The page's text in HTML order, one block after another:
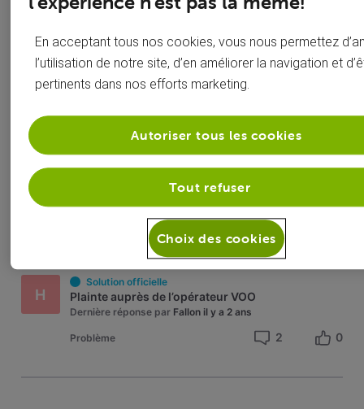
Dernière réponse par Fallon il y a 2 ans
Question 1 0
T
H
Solution officielle
Plainte auprès de l’opérateur VOO
Dernière réponse par Fallon il y a 2 ans
Problème 2 0
En acceptant tous nos cookies, vous nous permettez
l’utilisation de notre site, d’en améliorer la navigation et
pertinents dans nos efforts marketing.
Tout refuser
Autoriser tous les cookies
Choix des cookies